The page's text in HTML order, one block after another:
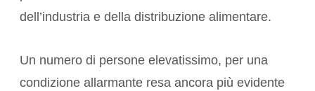
dell’industria e della distribuzione alimentare.
Un numero di persone elevatissimo, per una
condizione allarmante resa ancora più evidente